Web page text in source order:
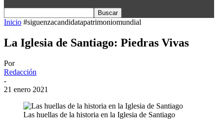
Inicio #siguenzacandidatapatrimoniomundial
La Iglesia de Santiago: Piedras Vivas
Por
Redacción
-
21 enero 2021
Las huellas de la historia en la Iglesia de Santiago